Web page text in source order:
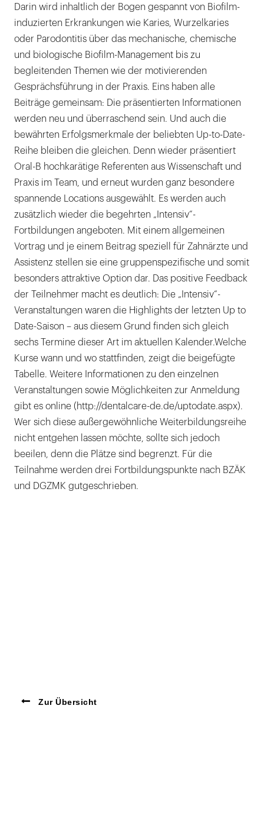
Darin wird inhaltlich der Bogen gespannt von Biofilm-
induzierten Erkrankungen wie Karies, Wurzelkaries
oder Parodontitis über das mechanische, chemische
und biologische Biofilm-Management bis zu
begleitenden Themen wie der motivierenden
Gesprächsführung in der Praxis. Eins haben alle
Beiträge gemeinsam: Die präsentierten Informationen
werden neu und überraschend sein. Und auch die
bewährten Erfolgsmerkmale der beliebten Up-to-Date-
Reihe bleiben die gleichen. Denn wieder präsentiert
Oral-B hochkarätige Referenten aus Wissenschaft und
Praxis im Team, und erneut wurden ganz besondere
spannende Locations ausgewählt. Es werden auch
zusätzlich wieder die begehrten „Intensiv“-
Fortbildungen angeboten. Mit einem allgemeinen
Vortrag und je einem Beitrag speziell für Zahnärzte und
Assistenz stellen sie eine gruppenspezifische und somit
besonders attraktive Option dar. Das positive Feedback
der Teilnehmer macht es deutlich: Die „Intensiv“-
Veranstaltungen waren die Highlights der letzten Up to
Date-Saison – aus diesem Grund finden sich gleich
sechs Termine dieser Art im aktuellen Kalender.Welche
Kurse wann und wo stattfinden, zeigt die beigefügte
Tabelle. Weitere Informationen zu den einzelnen
Veranstaltungen sowie Möglichkeiten zur Anmeldung
gibt es online (http://dentalcare-de.de/uptodate.aspx).
Wer sich diese außergewöhnliche Weiterbildungsreihe
nicht entgehen lassen möchte, sollte sich jedoch
beeilen, denn die Plätze sind begrenzt. Für die
Teilnahme werden drei Fortbildungspunkte nach BZÄK
und DGZMK gutgeschrieben.
Zur Übersicht